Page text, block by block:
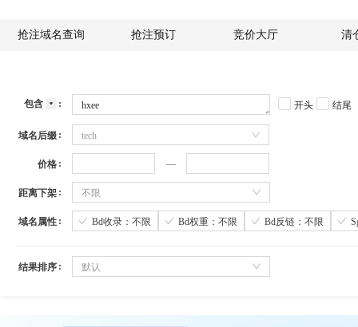
抢注域名查询 抢注预订 竞价大厅 清
包含 开头 结尾
域名后缀 tech
价格
距离下架 不限
域名属性 Bd收录：不限 Bd权重：不限 Bd反链：不限
结果排序 默认